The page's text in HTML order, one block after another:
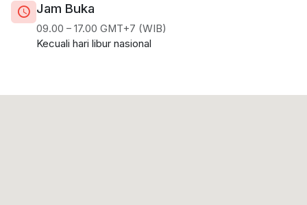
Jam Buka
09.00 – 17.00 GMT+7 (WIB)
Kecuali hari libur nasional